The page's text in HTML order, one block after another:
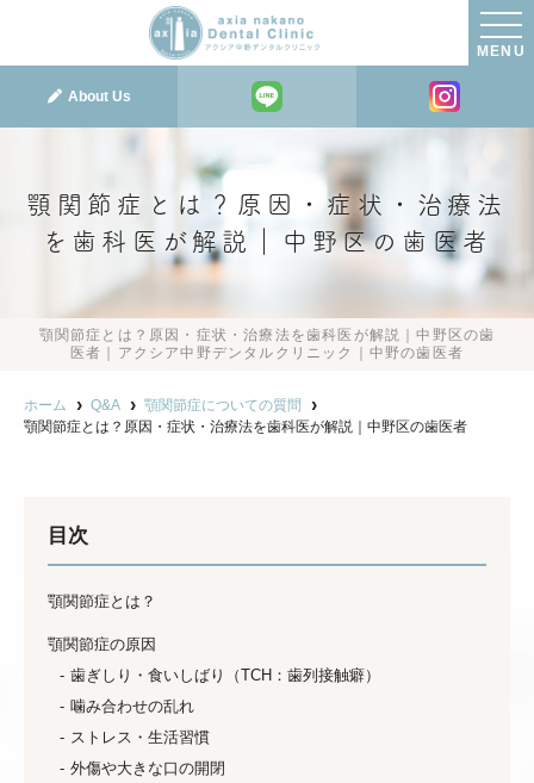
MENU
顎関節症とは？原因・症状・治療法
を歯科医が解説｜中野区の歯医者
顎関節症とは？原因・症状・治療法を歯科医が解説｜中野区の歯
医者｜アクシア中野デンタルクリニック｜中野の歯医者
About Us
ホーム Q&A
顎関節症についての質問
顎関節症とは？原因・症状・治療法を歯科医が解説｜中野区の歯医者
目次
顎関節症とは？
顎関節症の原因
歯ぎしり・食いしばり（TCH：歯列接触癖）
噛み合わせの乱れ
ストレス・生活習慣
外傷や大きな口の開閉